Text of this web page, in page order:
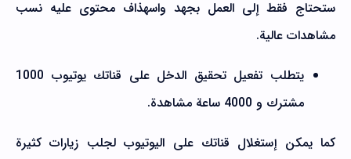
ستحتاج فقط إلى العمل بجهد واسهذاف محتوى عليه نسب
مشاهدات عالية.
يتطلب تفعيل تحقيق الدخل على قناتك يوتيوب 1000
مشترك و 4000 ساعة مشاهدة.
كما يمكن إستغلال قناتك على اليوتيوب لجلب زيارات كثيرة